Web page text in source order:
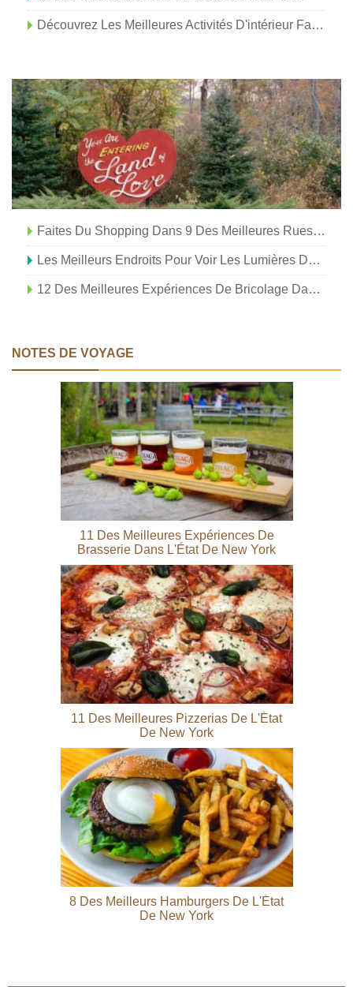
Découvrez Les Meilleures Activités D'intérieur Familiales À New York
Faites Du Shopping Dans 9 Des Meilleures Rues Principales De L'État De New York
Les Meilleurs Endroits Pour Voir Les Lumières Des Fêtes À New York
12 Des Meilleures Expériences De Bricolage Dans L'État De New York
NOTES DE VOYAGE
11 Des Meilleures Expériences De
Brasserie Dans L'État De New York
11 Des Meilleures Pizzerias De L'État
De New York
8 Des Meilleurs Hamburgers De L'État
De New York